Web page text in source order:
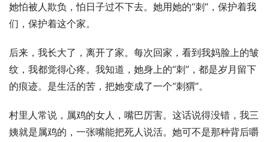
她怕被人欺负，怕日子过不下去。她用她的“刺”，保护着我
们，保护着这个家。
后来，我长大了，离开了家。每次回家，看到我妈脸上的皱
纹，我都觉得心疼。我知道，她身上的“刺”，都是岁月留下
的痕迹。是生活的苦，把她变成了一个“刺猬”。
村里人常说，属鸡的女人，嘴巴厉害。这话说得没错，我三
姨就是属鸡的，一张嘴能把死人说活。她可不是那种背后嚼